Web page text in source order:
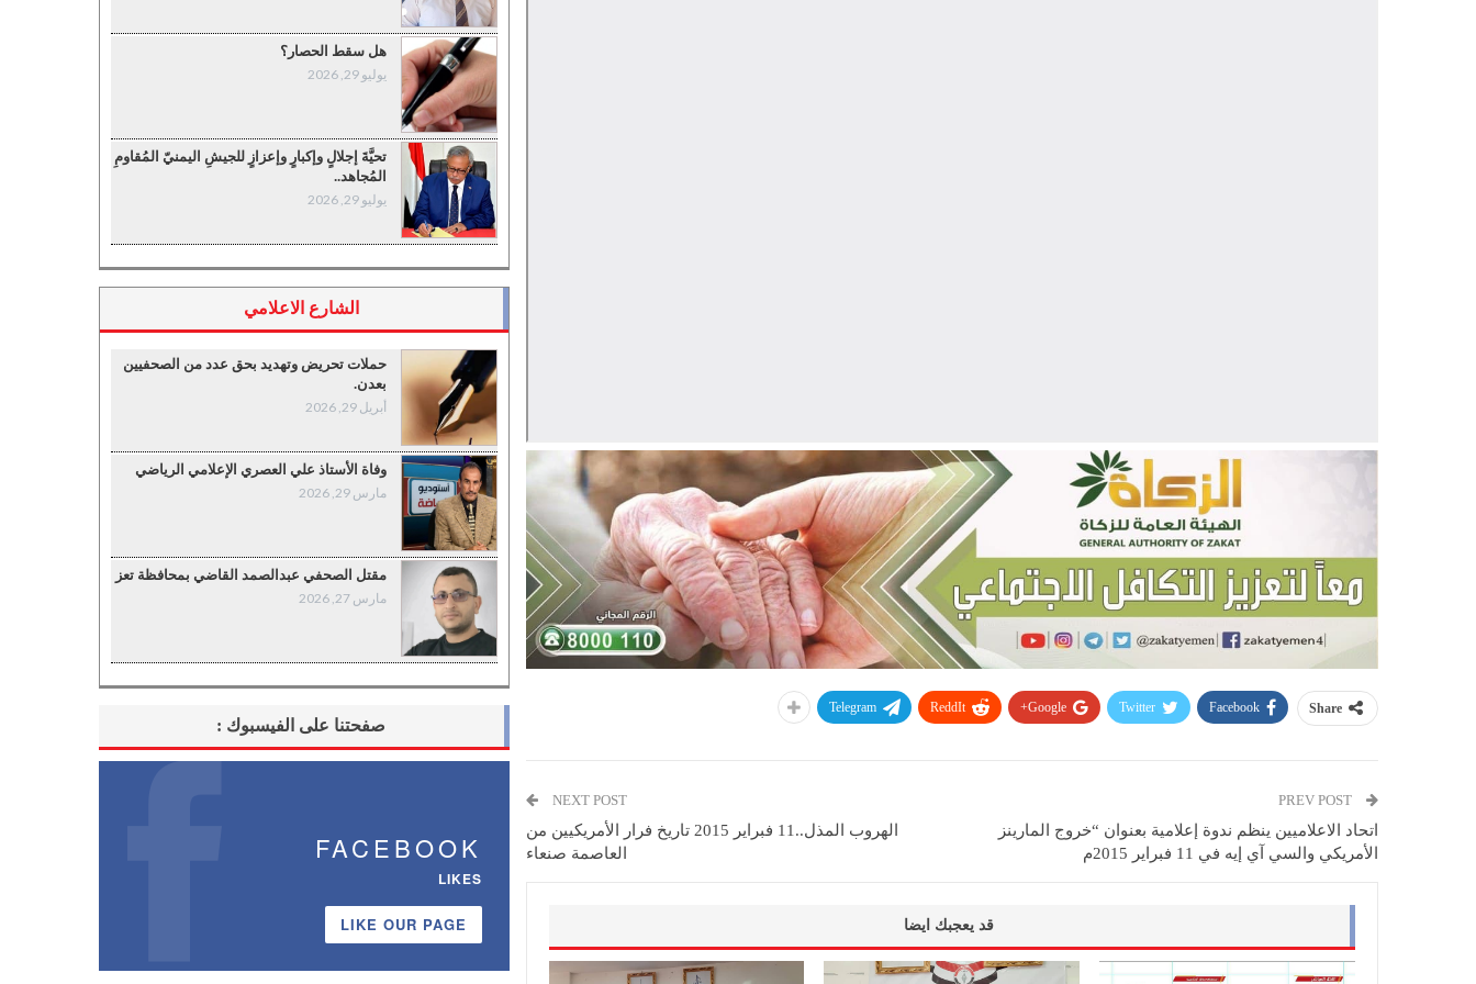
Share
Facebook
Twitter
Google+
ReddIt
Telegram
PREV POST
اتحاد الاعلاميين ينظم ندوة إعلامية بعنوان “خروج المارينز
الأمريكي والسي آي إيه في 11 فبراير 2015م
NEXT POST
الهروب المذل..11 فبراير 2015 تاريخ فرار الأمريكيين من
العاصمة صنعاء
قد يعجبك ايضا
هل سقط الحصار؟
يوليو 29, 2026
تحيَّةَ إجلالٍ وإكبارٍ وإعزازٍ للجيشِ اليمنيّ المُقاومِ
المُجاهد..
يوليو 29, 2026
الشارع الاعلامي
حملات تحريض وتهديد بحق عدد من الصحفيين
بعدن.
أبريل 29, 2026
وفاة الأستاذ علي العصري الإعلامي الرياضي
مارس 29, 2026
مقتل الصحفي عبدالصمد القاضي بمحافظة تعز
مارس 27, 2026
صفحتنا على الفيسبوك :
FACEBOOK
LIKES
LIKE OUR PAGE